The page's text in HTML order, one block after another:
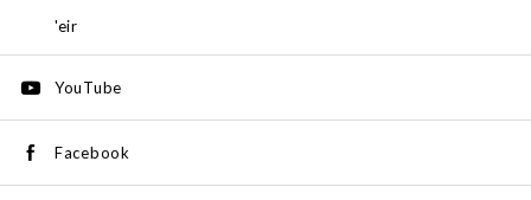
'eir
YouTube
Facebook